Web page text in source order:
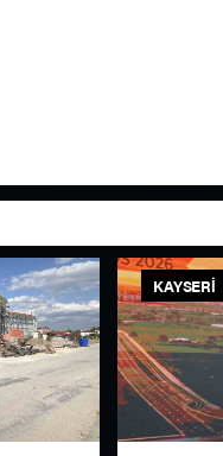
KAYSERI